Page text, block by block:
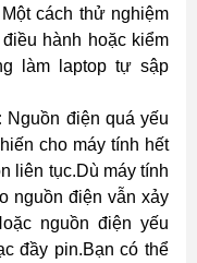
cách thử nghiệm
hành hoặc kiểm
làm laptop tự sập
Nguồn điện quá yếu
cho máy tính hết
liên tục.Dù máy tính
nguồn điện vẫn xảy
nguồn điện yếu
đầy pin.Bạn có thể